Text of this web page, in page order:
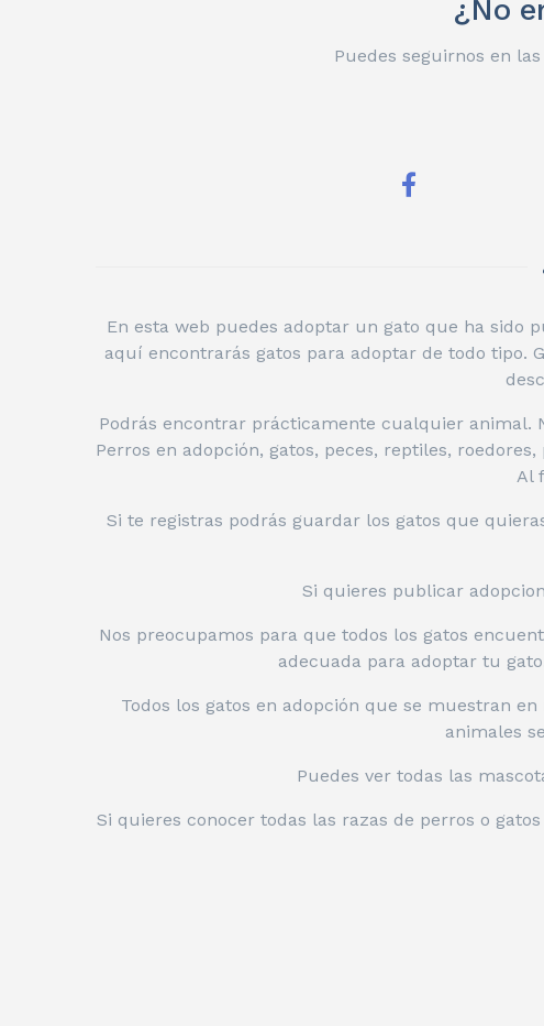
¿No
Puedes seguirnos en
En esta web puedes adoptar un gato que ha sido
aquí encontrarás gatos para adoptar de todo tipo.
Podrás encontrar prácticamente cualquier animal.
Perros en adopción, gatos, peces, reptiles,
Al
Si te registras podrás guardar los gatos que
Si quieres publicar
Nos preocupamos para que todos los gatos
adecuada para adoptar tu
Todos los gatos en adopción que se muestran
animales
Puedes ver todas las
Si quieres conocer todas las razas de perros o